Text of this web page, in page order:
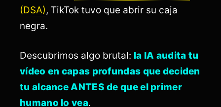
(DSA), TikTok tuvo que abrir su caja
negra.
Descubrimos algo brutal: la IA audita tu
vídeo en capas profundas que deciden
tu alcance ANTES de que el primer
humano lo vea.